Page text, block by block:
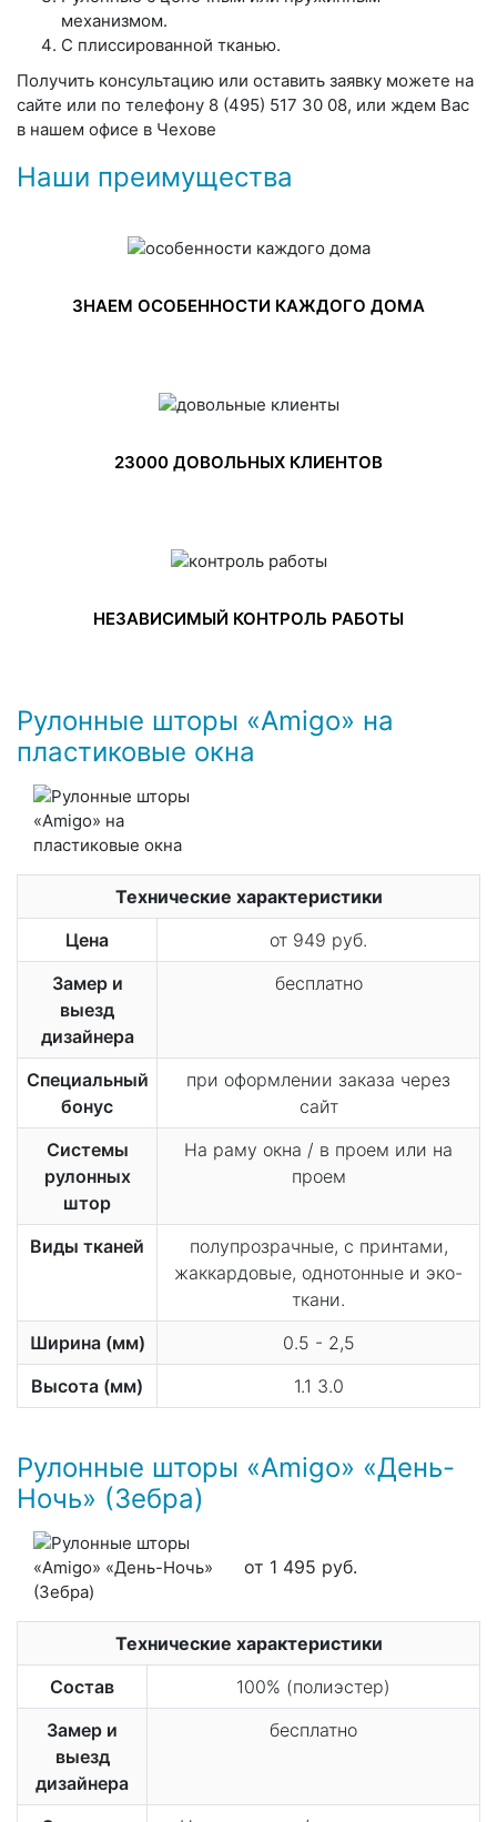
механизмом.
С плиссированной тканью.
Получить консультацию или оставить заявку можете на
сайте или по телефону 8 (495) 517 30 08, или ждем Вас
в нашем офисе в Чехове
Наши преимущества
ЗНАЕМ ОСОБЕННОСТИ КАЖДОГО ДОМА
23000 ДОВОЛЬНЫХ КЛИЕНТОВ
НЕЗАВИСИМЫЙ КОНТРОЛЬ РАБОТЫ
Рулонные шторы «Amigo» на
пластиковые окна
Технические характеристики
Цена
от 949 руб.
Замер и
выезд
дизайнера
бесплатно
Специальный
бонус
при оформлении заказа через
сайт
Системы
рулонных
штор
На раму окна / в проем или на
проем
Виды тканей
полупрозрачные, с принтами,
жаккардовые, однотонные и эко-
ткани.
Ширина (мм)
0.5 - 2,5
Высота (мм)
1.1 3.0
Рулонные шторы «Amigo» «День-
Ночь» (Зебра)
от 1 495 руб.
Технические характеристики
Состав
100% (полиэстер)
Замер и
выезд
дизайнера
бесплатно